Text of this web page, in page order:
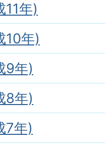
年)
10年)
9年)
8年)
7年)